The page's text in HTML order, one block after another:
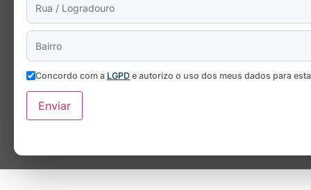
Concordo com a LGPD e autorizo o uso dos meus dados para
Enviar